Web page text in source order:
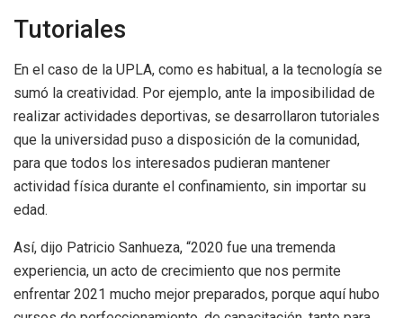
Tutoriales
En el caso de la UPLA, como es habitual, a la tecnología se
sumó la creatividad. Por ejemplo, ante la imposibilidad de
realizar actividades deportivas, se desarrollaron tutoriales
que la universidad puso a disposición de la comunidad,
para que todos los interesados pudieran mantener
actividad física durante el confinamiento, sin importar su
edad.
Así, dijo Patricio Sanhueza, “2020 fue una tremenda
experiencia, un acto de crecimiento que nos permite
enfrentar 2021 mucho mejor preparados, porque aquí hubo